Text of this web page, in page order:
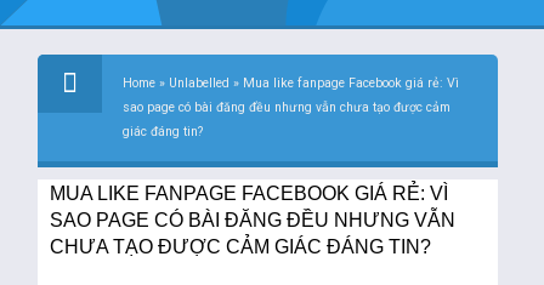
Home » Unlabelled » Mua like fanpage Facebook giá rẻ: Vì
sao page có bài đăng đều nhưng vẫn chưa tạo được cảm
giác đáng tin?
MUA LIKE FANPAGE FACEBOOK GIÁ RẺ: VÌ
SAO PAGE CÓ BÀI ĐĂNG ĐỀU NHƯNG VẪN
CHƯA TẠO ĐƯỢC CẢM GIÁC ĐÁNG TIN?